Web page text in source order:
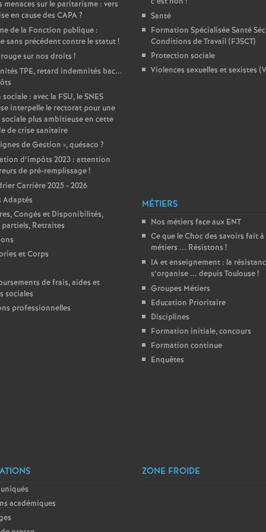
e
m
e
n
t
s
d
e
S
e
e
g
menaces sur le paritarisme : vers
en cause des CAPA?
de la Fonction publique :
sans précédent contre le statut!
sur nos droits !
TPE, retard indemnités bac...
: avec la FSU, le SNES
interpelle le rectorat pour une
plus ambitieuse en cette
de crise sanitaire
de Gestion », quésaco ?
d’impôts 2023 : attention
de pré-remplissage!
Carrière 2025 - 2026
Adaptés
Congés et Disponibilités,
partiels, Retraites
et Corps
de frais, aides et
sociales
professionnelles
Santé
Formation Spécialisée Santé
Conditions de Travail (F3SCT)
Protection sociale
Violences sexuelles et sexistes
MÉTIERS
Nos métiers face aux ENT
Ce que le Choc des savoirs fait à
métiers ... Résistons !
IA et enseignement : la
s’organise ... depuis Toulouse!
Groupes Métiers
Education Prioritaire
Disciplines
Formation initiale, concours
Formation continue
Enquêtes
académiques
ZONE FROIDE